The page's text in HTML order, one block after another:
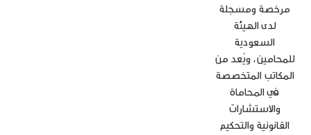
ومسجلة
لدى الهيئة
السعودية
ويُعد من
المتخصصة
في المحاماة
والاستشارات
والتحكيم